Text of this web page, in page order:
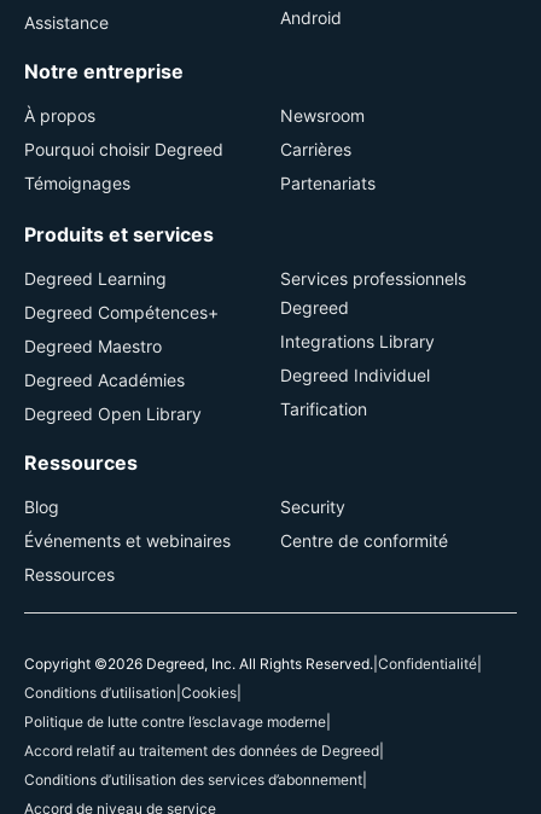
Assistance
Android
Notre entreprise
À propos
Pourquoi choisir Degreed
Témoignages
Newsroom
Carrières
Partenariats
Produits et services
Degreed Learning
Degreed Compétences+
Degreed Maestro
Degreed Académies
Degreed Open Library
Services professionnels
Degreed
Integrations Library
Degreed Individuel
Tarification
Ressources
Blog
Événements et webinaires
Ressources
Security
Centre de conformité
Copyright ©2026 Degreed, Inc. All Rights Reserved. Confidentialité
Conditions d’utilisation Cookies
Politique de lutte contre l’esclavage moderne
Accord relatif au traitement des données de Degreed
Conditions d’utilisation des services d’abonnement
Accord de niveau de service